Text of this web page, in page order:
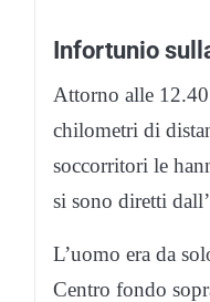
Infortunio
Attorno alle
chilometri di
soccorritori le
si sono diretti
L’uomo era da
Centro fondo